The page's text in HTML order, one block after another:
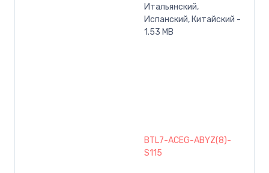
Итальянский,
Испанский, Китайский -
1.53 MB
BTL7-ACEG-ABYZ(8)-
S115